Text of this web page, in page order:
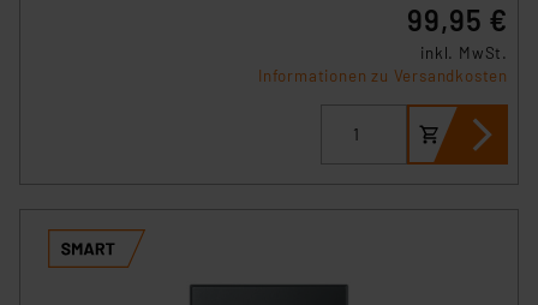
99,95 €
inkl. MwSt.
Informationen zu Versandkosten